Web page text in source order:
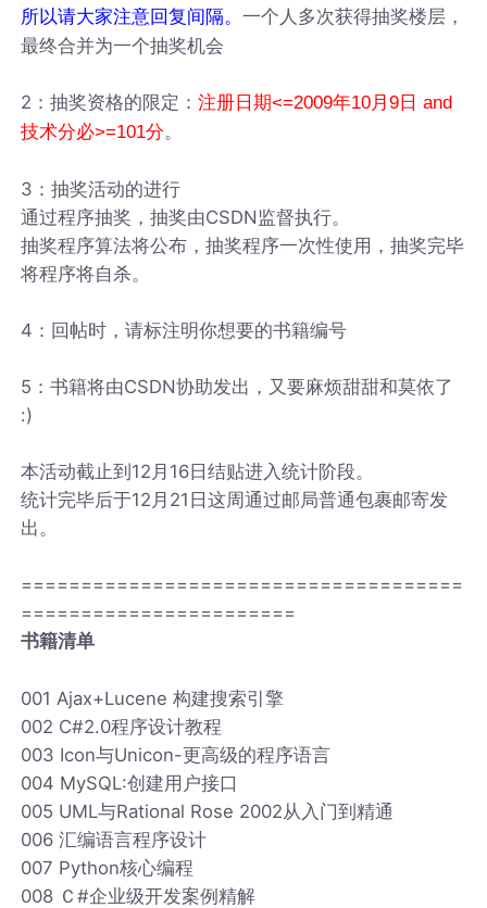
所以请大家注意回复间隔。一个人多次获得抽奖楼层，
最终合并为一个抽奖机会
2：抽奖资格的限定：注册日期<=2009年10月9日 and
技术分必>=101分。
3：抽奖活动的进行
通过程序抽奖，抽奖由CSDN监督执行。
抽奖程序算法将公布，抽奖程序一次性使用，抽奖完毕
将程序将自杀。
4：回帖时，请标注明你想要的书籍编号
5：书籍将由CSDN协助发出，又要麻烦甜甜和莫依了
:)
本活动截止到12月16日结贴进入统计阶段。
统计完毕后于12月21日这周通过邮局普通包裹邮寄发
出。
=====================================
=======================
书籍清单
001 Ajax+Lucene 构建搜索引擎
002 C#2.0程序设计教程
003 Icon与Unicon-更高级的程序语言
004 MySQL:创建用户接口
005 UML与Rational Rose 2002从入门到精通
006 汇编语言程序设计
007 Python核心编程
008 Ｃ#企业级开发案例精解